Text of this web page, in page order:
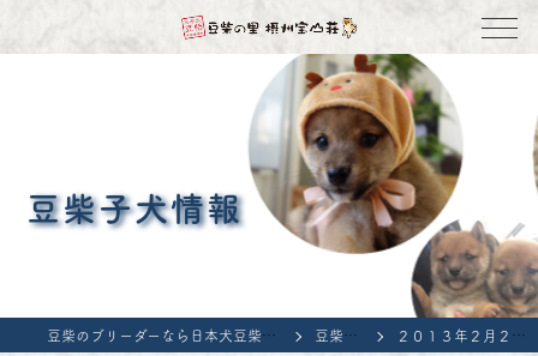
豆柴子犬情報
豆柴のブリーダーなら日本犬豆柴育成普及会 豆柴の里・摂州宝山荘 豆柴子犬情報 ２０１３年２月２１日女の子 売約済